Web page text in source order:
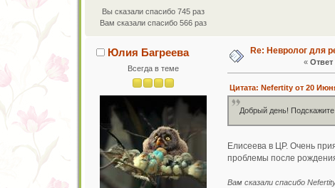
Вы сказали спасибо 745 раз
Вам сказали спасибо 566 раз
Юлия Багреева
Всегда в теме
Re: Невролог для
« Ответ
Цитата: Nefertity от 20
Добрый день!
Елисеева в ЦР. Очень
проблемы после
Вам сказали спасибо